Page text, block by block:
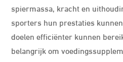
spiermassa, kracht en
sporters hun prestaties
doelen efficiënter kunnen
belangrijk om